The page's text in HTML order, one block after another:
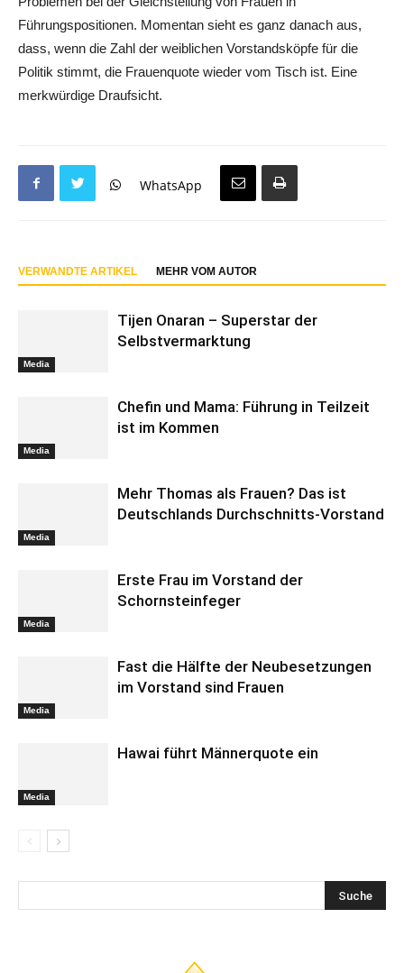
Führungspositionen. Momentan sieht es ganz danach aus,
dass, wenn die Zahl der weiblichen Vorstandsköpfe für die
Politik stimmt, die Frauenquote wieder vom Tisch ist. Eine
merkwürdige Draufsicht.
WhatsApp
VERWANDTE ARTIKEL MEHR VOM AUTOR
Media
Tijen Onaran – Superstar der
Selbstvermarktung
Media
Chefin und Mama: Führung in Teilzeit
ist im Kommen
Media
Mehr Thomas als Frauen? Das ist
Deutschlands Durchschnitts-Vorstand
Media
Erste Frau im Vorstand der
Schornsteinfeger
Media
Fast die Hälfte der Neubesetzungen
im Vorstand sind Frauen
Media
Hawai führt Männerquote ein